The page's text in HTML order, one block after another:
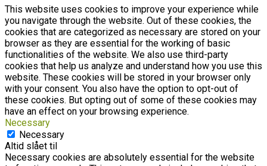
This website uses cookies to improve your experience while
you navigate through the website. Out of these cookies, the
cookies that are categorized as necessary are stored on your
browser as they are essential for the working of basic
functionalities of the website. We also use third-party
cookies that help us analyze and understand how you use this
website. These cookies will be stored in your browser only
with your consent. You also have the option to opt-out of
these cookies. But opting out of some of these cookies may
have an effect on your browsing experience.
Necessary
Necessary
Altid slået til
Necessary cookies are absolutely essential for the website